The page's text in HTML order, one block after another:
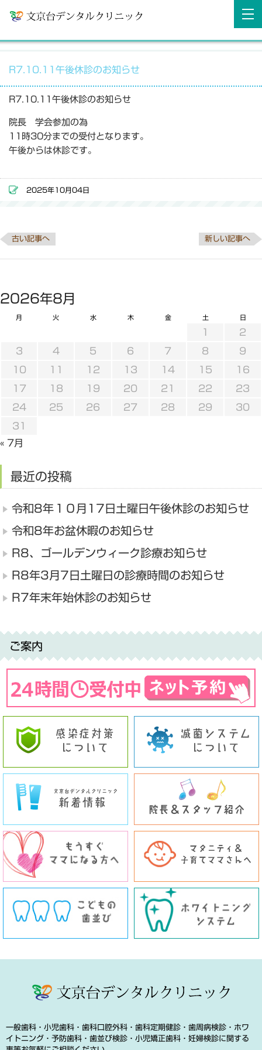
R7.10.11午後休診のお知らせ
R7.10.11午後休診のお知らせ
院長 学会参加の為
11時30分までの受付となります。
午後からは休診です。
2025年10月04日
古い記事へ 新しい記事へ
2026年8月
月 火 水 木 金 土 日
1
2
3
4 5 6 7 8
9
10
11 12 13 14 15
16
17
18 19 20 21 22
23
24
25 26 27 28 29
30
31
« 7月
最近の投稿
令和8年１０月17日土曜日午後休診のお知らせ
令和8年お盆休暇のお知らせ
R8、ゴールデンウィーク診療お知らせ
R8年3月7日土曜日の診療時間のお知らせ
R7年末年始休診のお知らせ
ご案内
一般歯科・小児歯科・歯科口腔外科・歯科定期健診・歯周病検診・ホワ
イトニング・予防歯科・歯並び検診・小児矯正歯科・妊婦検診に関する